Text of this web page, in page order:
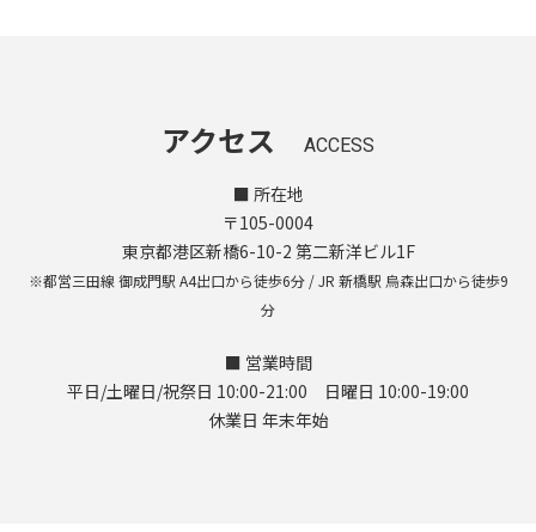
アクセス ACCESS
■ 所在地
〒105-0004
東京都港区新橋6-10-2 第二新洋ビル1F
※都営三田線 御成門駅 A4出口から徒歩6分 / JR 新橋駅 烏森出口から徒歩9
分
■ 営業時間
平日/土曜日/祝祭日 10:00-21:00 日曜日 10:00-19:00
休業日 年末年始